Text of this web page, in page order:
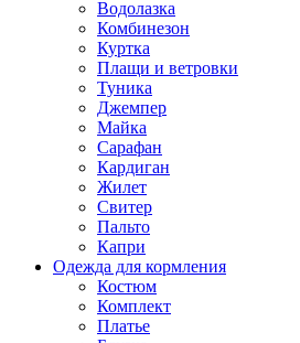
Водолазка
Комбинезон
Куртка
Плащи и ветровки
Туника
Джемпер
Майка
Сарафан
Кардиган
Жилет
Свитер
Пальто
Капри
Одежда для кормления
Костюм
Комплект
Платье